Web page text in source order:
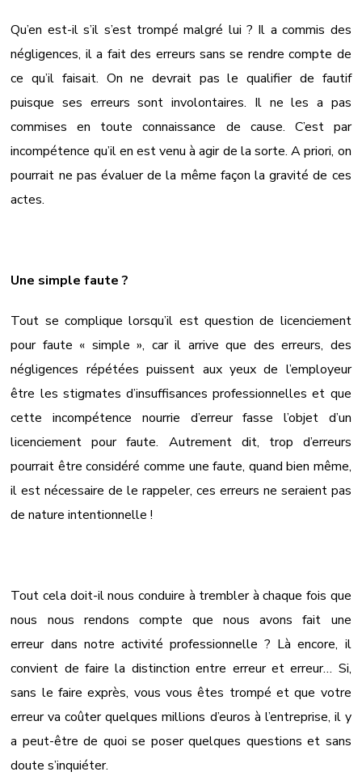
Qu’en est-il s’il s’est trompé malgré lui ? Il a commis des
négligences, il a fait des erreurs sans se rendre compte de
ce qu’il faisait. On ne devrait pas le qualifier de fautif
puisque ses erreurs sont involontaires. Il ne les a pas
commises en toute connaissance de cause. C’est par
incompétence qu’il en est venu à agir de la sorte. A priori, on
pourrait ne pas évaluer de la même façon la gravité de ces
actes.
Une simple faute ?
Tout se complique lorsqu’il est question de licenciement
pour faute « simple », car il arrive que des erreurs, des
négligences répétées puissent aux yeux de l’employeur
être les stigmates d’insuffisances professionnelles et que
cette incompétence nourrie d’erreur fasse l’objet d’un
licenciement pour faute. Autrement dit, trop d’erreurs
pourrait être considéré comme une faute, quand bien même,
il est nécessaire de le rappeler, ces erreurs ne seraient pas
de nature intentionnelle !
Tout cela doit-il nous conduire à trembler à chaque fois que
nous nous rendons compte que nous avons fait une
erreur dans notre activité professionnelle ? Là encore, il
convient de faire la distinction entre erreur et erreur… Si,
sans le faire exprès, vous vous êtes trompé et que votre
erreur va coûter quelques millions d’euros à l’entreprise, il y
a peut-être de quoi se poser quelques questions et sans
doute s’inquiéter.